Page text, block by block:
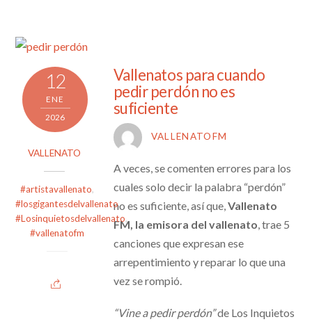
12
ENE
2026
VALLENATO
#artistavallenato,
#losgigantesdelvallenato,
#Losinquietosdelvallenato,
#vallenatofm
Vallenatos para cuando
pedir perdón no es
suficiente
VALLENATOFM
A veces, se comenten errores para los
cuales solo decir la palabra “perdón”
no es suficiente, así que,Vallenato
FM, la emisora del vallenato, trae 5
canciones que expresan ese
arrepentimiento y reparar lo que una
vez se rompió.
“Vine a pedir perdón”de Los Inquietos